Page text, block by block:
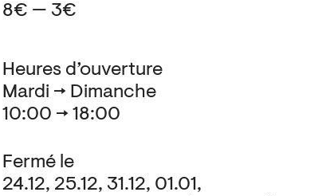
Heures d’ouverture
Mardi → Dimanche
10:00 → 18:00
Fermé le
24.12, 25.12, 31.12, 01.01,
8€ — 3€